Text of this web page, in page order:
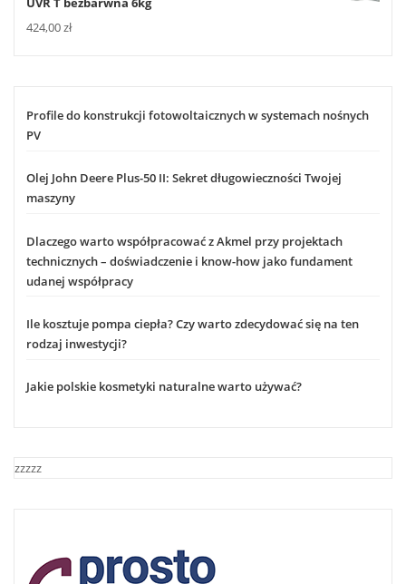
424,00zł
Profile do konstrukcji fotowoltaicznych w systemach nośnych
PV
Olej John Deere Plus-50 II: Sekret długowieczności Twojej
maszyny
Dlaczego warto współpracować z Akmel przy projektach
technicznych – doświadczenie i know-how jako fundament
udanej współpracy
Ile kosztuje pompa ciepła? Czy warto zdecydować się na ten
rodzaj inwestycji?
Jakie polskie kosmetyki naturalne warto używać?
zzzzz